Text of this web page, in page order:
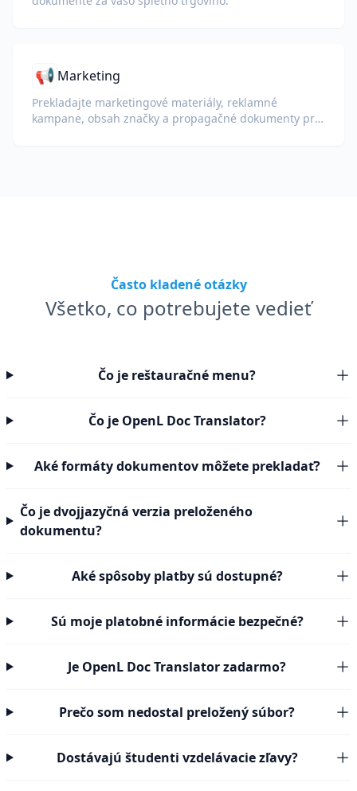
📢 Marketing
Prekladajte marketingové materiály, reklamné
kampane, obsah značky a propagačné dokumenty pre
Často kladené otázky
Všetko, co potrebujete vedieť
Čo je reštauračné menu?
Čo je OpenL Doc Translator?
Aké formáty dokumentov môžete prekladať?
Čo je dvojjazyčná verzia preloženého
dokumentu?
Aké spôsoby platby sú dostupné?
Sú moje platobné informácie bezpečné?
Je OpenL Doc Translator zadarmo?
Prečo som nedostal preložený súbor?
Dostávajú študenti vzdelávacie zľavy?